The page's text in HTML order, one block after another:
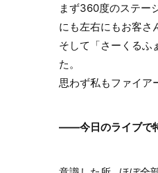
まず360度のステー
にも左右にもお客さ
そして「さーくるふ
た。
思わず私もファイア
――今日のライブで